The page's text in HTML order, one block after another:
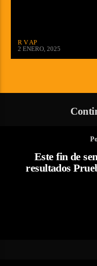
R V AP
2 ENERO, 2025
Este fin de
resultados